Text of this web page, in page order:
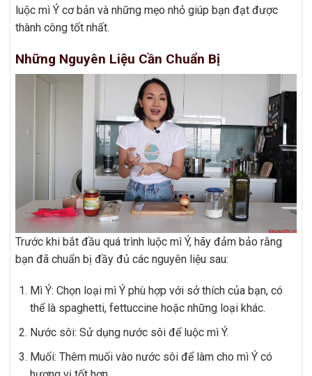
luộc mì Ý cơ bản và những mẹo nhỏ giúp bạn đạt được
thành công tốt nhất.
Những Nguyên Liệu Cần Chuẩn Bị
Trước khi bắt đầu quá trình luộc mì Ý, hãy đảm bảo rằng
bạn đã chuẩn bị đầy đủ các nguyên liệu sau:
Mì Ý: Chọn loại mì Ý phù hợp với sở thích của bạn, có
thể là spaghetti, fettuccine hoặc những loại khác.
Nước sôi: Sử dụng nước sôi để luộc mì Ý.
Muối: Thêm muối vào nước sôi để làm cho mì Ý có